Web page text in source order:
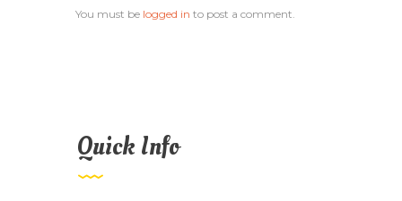
You must be logged in to post a comment.
Quick Info